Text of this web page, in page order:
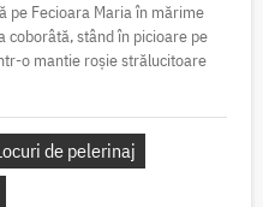
pe Fecioara Maria în mărime
coborâtă, stând în picioare pe
o mantie roșie strălucitoare
de pelerinaj